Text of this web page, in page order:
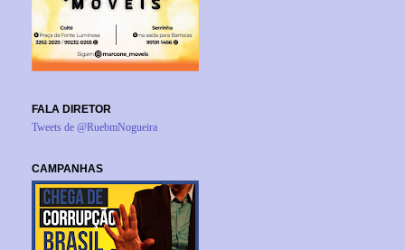
FALA DIRETOR
Tweets de @RuebmNogueira
CAMPANHAS